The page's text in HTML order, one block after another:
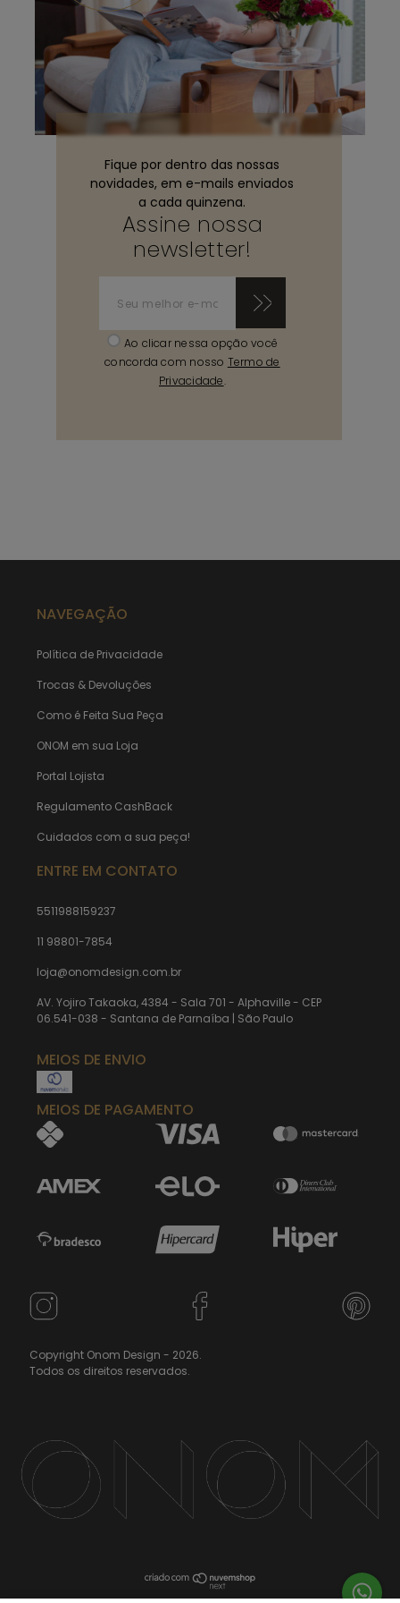
Fique por dentro das nossas
novidades, em e-mails enviados
a cada quinzena.
Assine nossa
newsletter!
Ao clicar nessa opção você
concorda com nosso Termo de
Privacidade.
NAVEGAÇÃO
Política de Privacidade
Trocas & Devoluções
Como é Feita Sua Peça
ONOM em sua Loja
Portal Lojista
Regulamento CashBack
Cuidados com a sua peça!
ENTRE EM CONTATO
5511988159237
11 98801-7854
loja@onomdesign.com.br
AV. Yojiro Takaoka, 4384 - Sala 701 - Alphaville - CEP
06.541-038 - Santana de Parnaíba | São Paulo
Copyright Onom Design - 2026.
Todos os direitos reservados.
MEIOS DE ENVIO
MEIOS DE PAGAMENTO